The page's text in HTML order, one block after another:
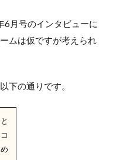
6月号のインタビューに
ムは仮ですが考えられ
下の通りです。